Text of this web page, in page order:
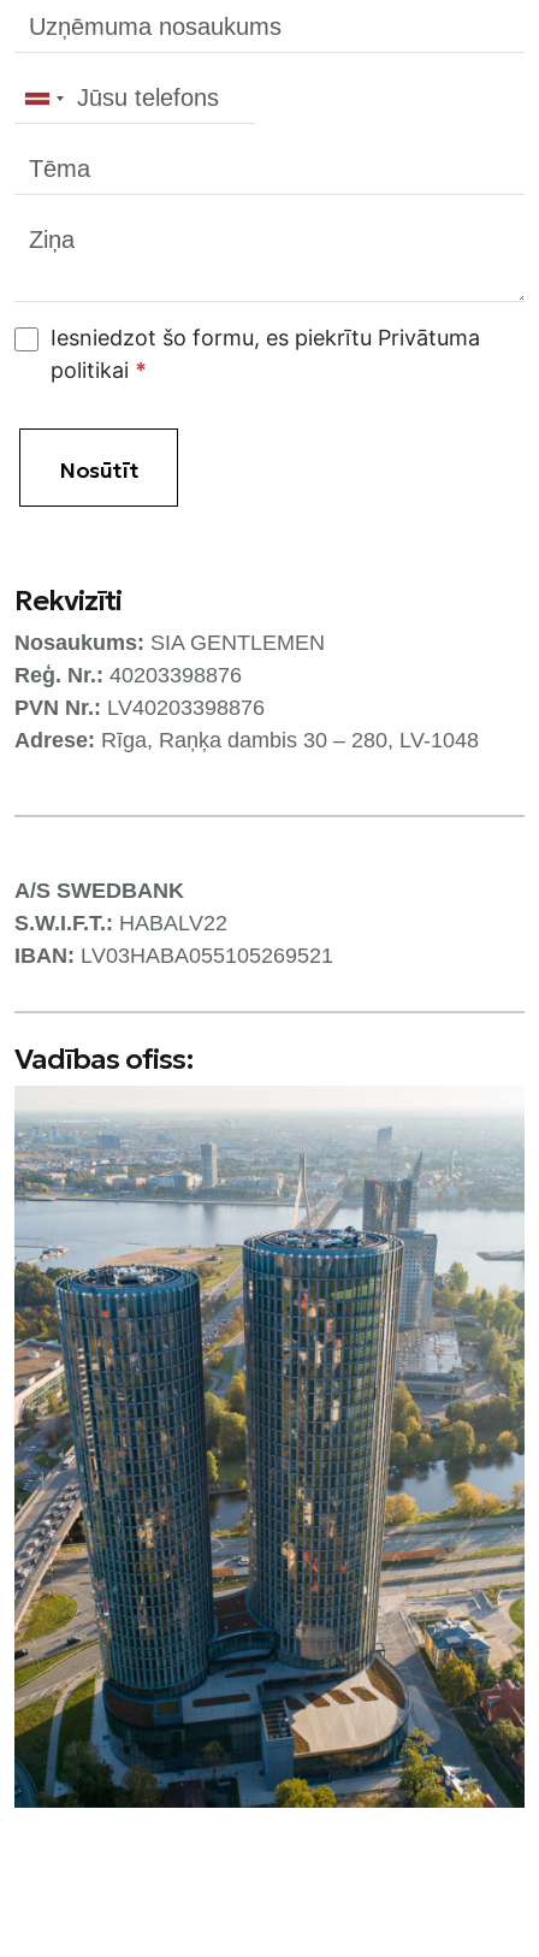
Iesniedzot šo formu, es piekrītu Privātuma
politikai *
Nosūtīt
Rekvizīti
Nosaukums: SIA GENTLEMEN
Reģ. Nr.: 40203398876
PVN Nr.: LV40203398876
Adrese: Rīga, Raņķa dambis 30 – 280, LV-1048
A/S SWEDBANK
S.W.I.F.T.: HABALV22
IBAN: LV03HABA055105269521
Vadības ofiss: